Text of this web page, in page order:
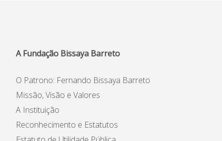
A Fundação Bissaya Barreto
O Patrono: Fernando Bissaya Barreto
Missão, Visão e Valores
A Instituição
Reconhecimento e Estatutos